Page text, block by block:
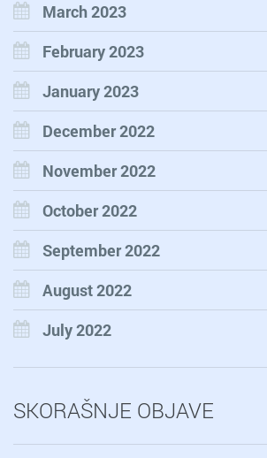
March 2023
February 2023
January 2023
December 2022
November 2022
October 2022
September 2022
August 2022
July 2022
SKORAŠNJE OBJAVE